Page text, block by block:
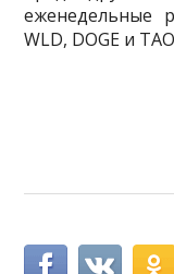
еженедельные
WLD, DOGE и